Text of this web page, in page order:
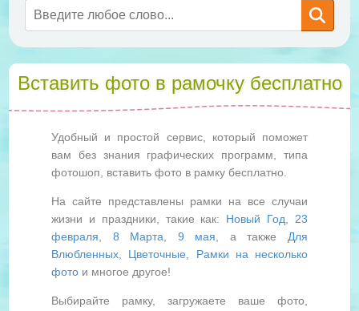
Вставить фото в рамочку бесплатно
Удобный и простой сервис, который поможет
вам без знания графических программ, типа
фотошоп, вставить фото в рамку бесплатно.
На сайте представлены рамки на все случаи
жизни и праздники, такие как: Новый Год
23
февраля
8 Марта 9 мая , а также Для
Влюбленных
Цветочные
Рамки на несколько
фото и многое другое!
Выбирайте рамку, загружаете ваше фото,